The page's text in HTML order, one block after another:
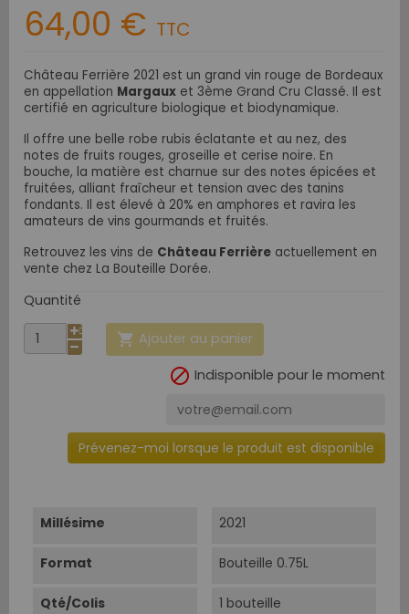
64,00 € TTC
Château Ferrière 2021 est un grand vin rouge de Bordeaux
en appellation Margaux et 3ème Grand Cru Classé. Il est
certifié en agriculture biologique et biodynamique.
Il offre une belle robe rubis éclatante et au nez, des
notes de fruits rouges, groseille et cerise noire. En
bouche, la matière est charnue sur des notes épicées et
fruitées, alliant fraîcheur et tension avec des tanins
fondants. Il est élevé à 20% en amphores et ravira les
amateurs de vins gourmands et fruités.
Retrouvez les vins de Château Ferrière actuellement en
vente chez La Bouteille Dorée.
Quantité
 Ajouter au panier
 Indisponible pour le moment
Prévenez-moi lorsque le produit est disponible
Millésime 2021
Format Bouteille 0.75L
Qté/Colis 1 bouteille